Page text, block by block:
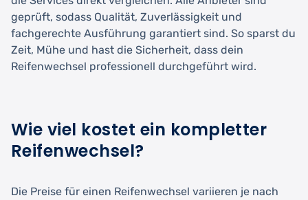
geprüft, sodass Qualität, Zuverlässigkeit und
fachgerechte Ausführung garantiert sind. So sparst du
Zeit, Mühe und hast die Sicherheit, dass dein
Reifenwechsel professionell durchgeführt wird.
Wie viel kostet ein kompletter
Reifenwechsel?
Die Preise für einen Reifenwechsel variieren je nach